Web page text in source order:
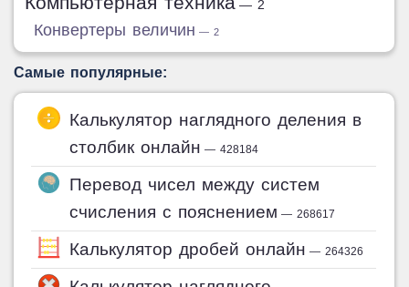
— 2
Конвертеры величин — 2
Самые популярные:
Калькулятор наглядного деления в
столбик онлайн — 428184
Перевод чисел между систем
счисления с пояснением — 268617
Калькулятор дробей онлайн — 264326